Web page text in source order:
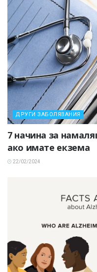
ДРУГИ ЗАБОЛЯВАНИЯ
7 начина за
ако имате екзема
22/02/2024